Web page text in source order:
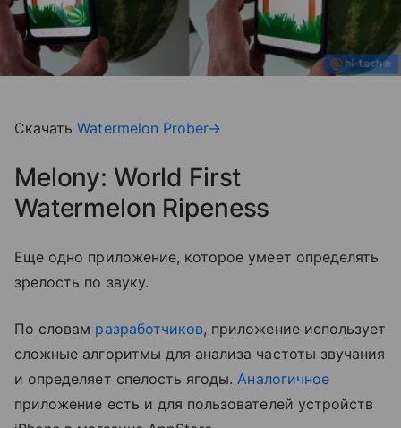
СкачатьWatermelon Prober→
Melony: World First
Watermelon Ripeness
Еще одно приложение, которое умеет определять
зрелость по звуку.
По словам разработчиков, приложение использует
сложные алгоритмы для анализа частоты звучания
и определяет спелость ягоды. Аналогичное
приложение есть и для пользователей устройств